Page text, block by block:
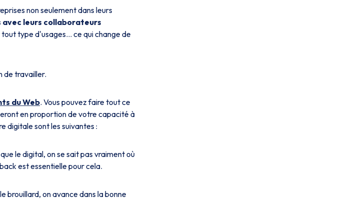
non seulement dans leurs
avec leurs collaborateurs
type d'usages... ce qui change de
de travailler.
du Web. Vous pouvez faire tout ce
en proportion de votre capacité à
digitale sont les suivantes :
le digital, on se sait pas vraiment où
est essentielle pour cela.
brouillard, on avance dans la bonne